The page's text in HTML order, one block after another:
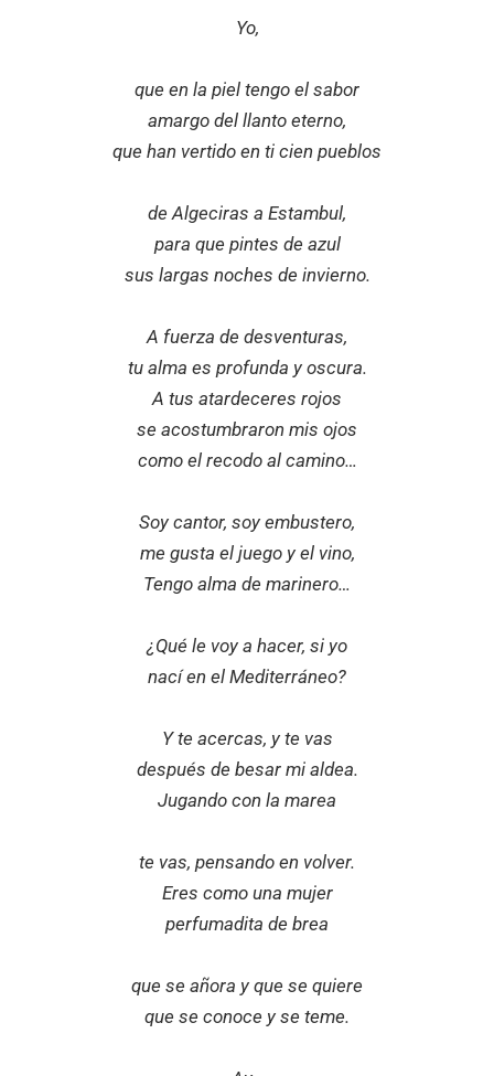
Yo,
que en la piel tengo el sabor
amargo del llanto eterno,
que han vertido en ti cien pueblos
de Algeciras a Estambul,
para que pintes de azul
sus largas noches de invierno.
A fuerza de desventuras,
tu alma es profunda y oscura.
A tus atardeceres rojos
se acostumbraron mis ojos
como el recodo al camino…
Soy cantor, soy embustero,
me gusta el juego y el vino,
Tengo alma de marinero…
¿Qué le voy a hacer, si yo
nací en el Mediterráneo?
Y te acercas, y te vas
después de besar mi aldea.
Jugando con la marea
te vas, pensando en volver.
Eres como una mujer
perfumadita de brea
que se añora y que se quiere
que se conoce y se teme.